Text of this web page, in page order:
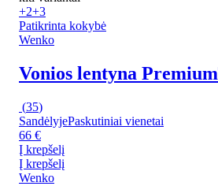
+2+3
Patikrinta kokybė
Wenko
Vonios lentyna Premium
(35)
SandėlyjePaskutiniai vienetai
66 €
Į krepšelį
Į krepšelį
Wenko